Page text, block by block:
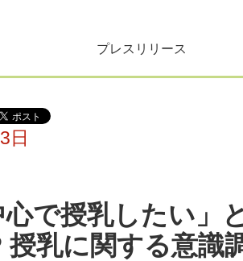
プレスリリース
日
心で授乳したい」
授乳に関する意識